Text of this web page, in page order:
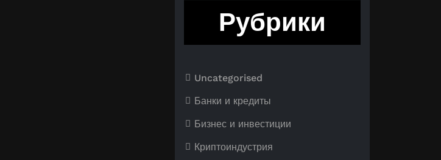
Рубрики
Uncategorised
Банки и кредиты
Бизнес и инвестиции
Криптоиндустрия